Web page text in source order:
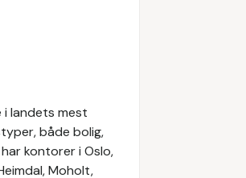
i landets mest
både bolig,
kontorer i Oslo,
Moholt,